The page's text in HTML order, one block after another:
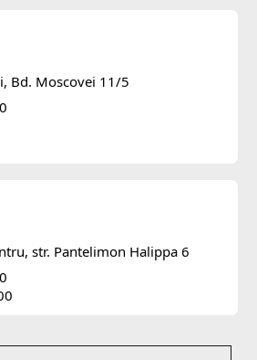
Bd. Moscovei 11/5
str. Pantelimon Halippa 6